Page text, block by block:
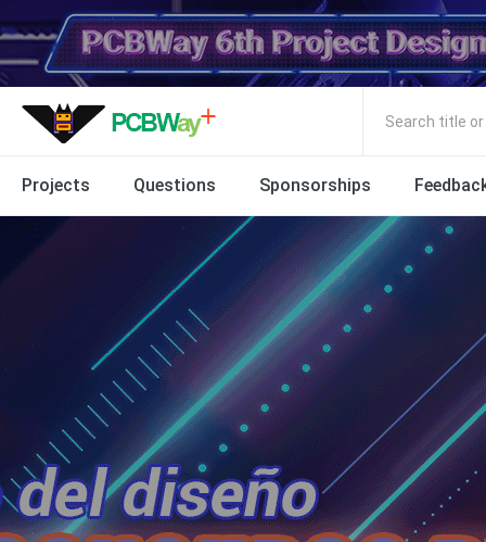
Search title
Projects Questions Sponsorships